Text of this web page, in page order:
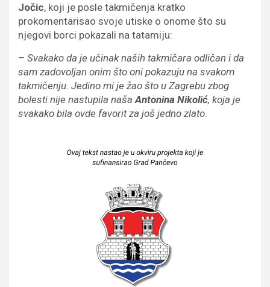
Jočic, koji je posle takmičenja kratko
prokomentarisao svoje utiske o onome što su
njegovi borci pokazali na tatamiju:
– Svakako da je učinak naših takmičara odličan i da
sam zadovoljan onim što oni pokazuju na svakom
takmičenju. Jedino mi je žao što u Zagrebu zbog
bolesti nije nastupila naša Antonina Nikolić, koja je
svakako bila ovde favorit za još jedno zlato.